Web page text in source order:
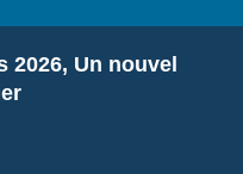
2026, Un nouvel